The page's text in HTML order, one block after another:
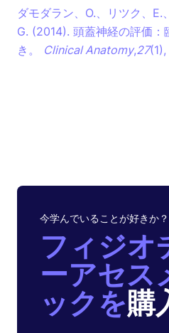
ダモダラン、O.、リツク、E.
G. (2014). 頭蓋神経の評価：
き。 Clinical Anatomy,27
今学んでいることが好きか？
フィジオ
ーアセス
ックを購